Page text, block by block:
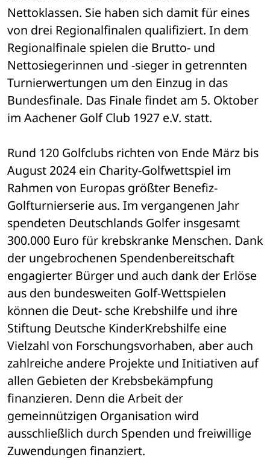
Nettoklassen. Sie haben sich damit für eines
von drei Regionalfinalen qualifiziert. In dem
Regionalfinale spielen die Brutto- und
Nettosiegerinnen und -sieger in getrennten
Turnierwertungen um den Einzug in das
Bundesfinale. Das Finale findet am 5. Oktober
im Aachener Golf Club 1927 e.V. statt.
Rund 120 Golfclubs richten von Ende März bis
August 2024 ein Charity-Golfwettspiel im
Rahmen von Europas größter Benefiz-
Golfturnierserie aus. Im vergangenen Jahr
spendeten Deutschlands Golfer insgesamt
300.000 Euro für krebskranke Menschen. Dank
der ungebrochenen Spendenbereitschaft
engagierter Bürger und auch dank der Erlöse
aus den bundesweiten Golf-Wettspielen
können die Deut- sche Krebshilfe und ihre
Stiftung Deutsche KinderKrebshilfe eine
Vielzahl von Forschungsvorhaben, aber auch
zahlreiche andere Projekte und Initiativen auf
allen Gebieten der Krebsbekämpfung
finanzieren. Denn die Arbeit der
gemeinnützigen Organisation wird
ausschließlich durch Spenden und freiwillige
Zuwendungen finanziert.